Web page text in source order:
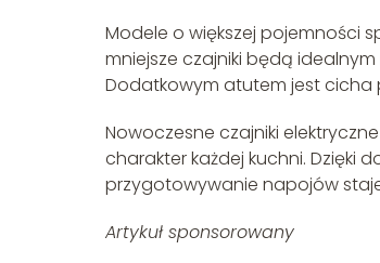
Modele o większej pojemności
mniejsze czajniki będą
Dodatkowym atutem jest cicha
Nowoczesne czajniki
charakter każdej kuchni. Dzięki
przygotowywanie napojów
Artykuł sponsorowany